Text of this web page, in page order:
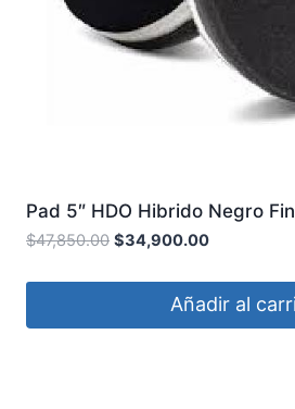
Pad 5″ HDO Hibrido Negro
COUNTRY
$47,850.00 $34,900.00
Añadir al